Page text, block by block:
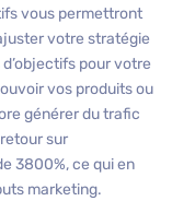
vous permettront
votre stratégie
pour votre
vos produits ou
générer du trafic
sur
3800%, ce qui en
marketing.